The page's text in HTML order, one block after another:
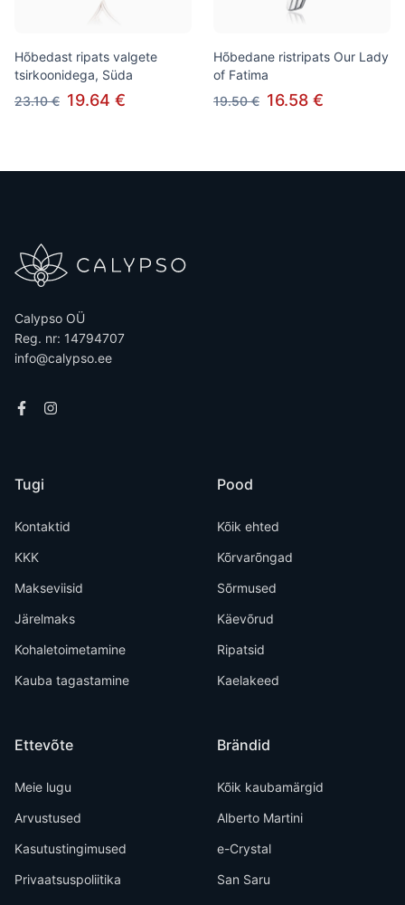
Hõbedast ripats valgete
tsirkoonidega, Süda
23.10 € 19.64 €
Hõbedane ristripats Our Lady
of Fatima
19.50 € 16.58 €
Calypso OÜ
Reg. nr: 14794707
info@calypso.ee
Tugi
Kontaktid
KKK
Makseviisid
Järelmaks
Kohaletoimetamine
Kauba tagastamine
Ettevõte
Meie lugu
Arvustused
Kasutustingimused
Privaatsuspoliitika
Pood
Kõik ehted
Kõrvarõngad
Sõrmused
Käevõrud
Ripatsid
Kaelakeed
Brändid
Kõik kaubamärgid
Alberto Martini
e-Crystal
San Saru